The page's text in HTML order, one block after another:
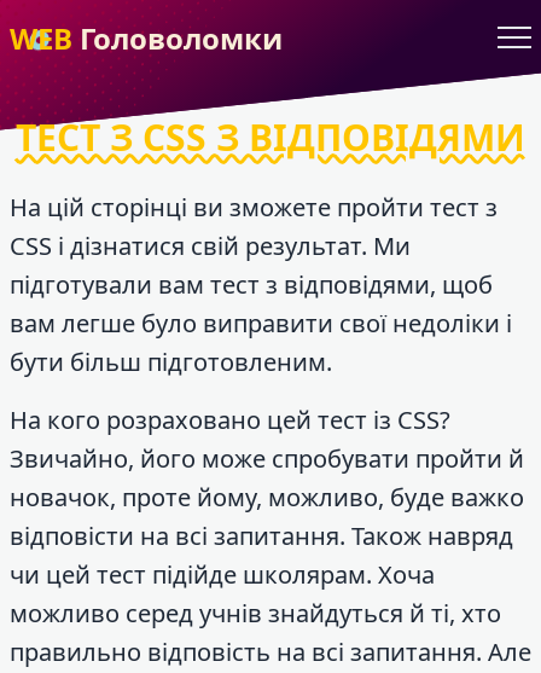
WEBГоловоломки
ТЕСТ З CSS З ВІДПОВІДЯМИ
На цій сторінці ви зможете пройти тест з
CSS і дізнатися свій результат. Ми
підготували вам тест з відповідями, щоб
вам легше було виправити свої недоліки і
бути більш підготовленим.
На кого розраховано цей тест із CSS?
Звичайно, його може спробувати пройти й
новачок, проте йому, можливо, буде важко
відповісти на всі запитання. Також навряд
чи цей тест підійде школярам. Хоча
можливо серед учнів знайдуться й ті, хто
правильно відповість на всі запитання. Але